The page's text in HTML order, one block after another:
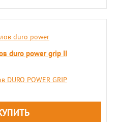
duro power grip II
POWER GRIP